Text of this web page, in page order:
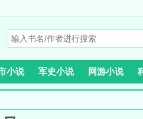
小说 军史小说 网游小说